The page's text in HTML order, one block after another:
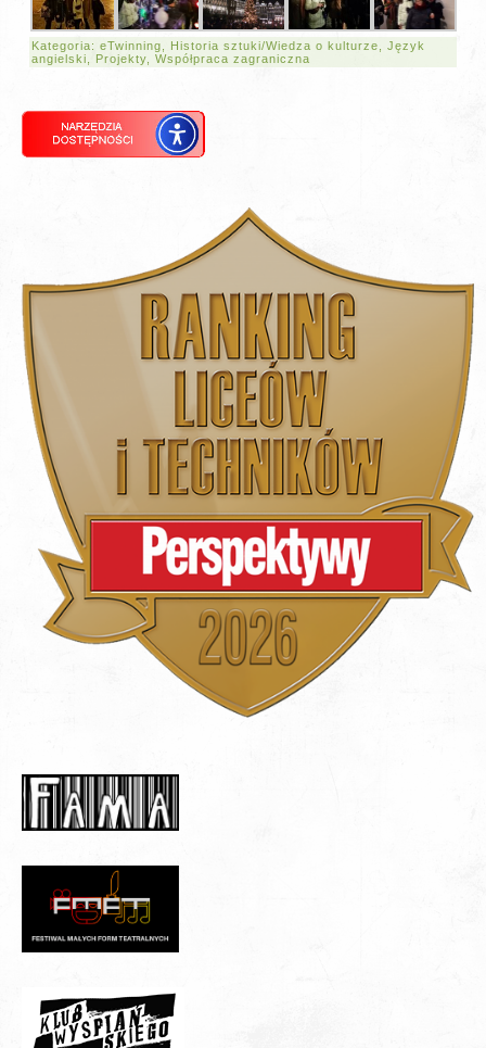
Kategoria:eTwinning, Historia sztuki/Wiedza o kulturze,Język
angielski, Projekty,Współpraca zagraniczna